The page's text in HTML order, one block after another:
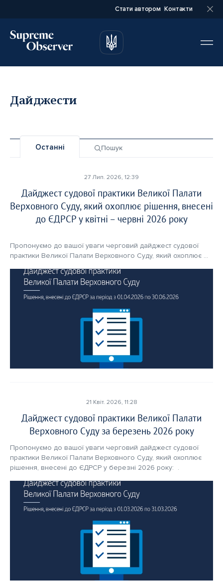
Стати автором Контакти
Email*
Ваша посада*
Перетягніть документ або Оберіть тут
Лише в форматі docx.
Надіслати статтю
Надсилаючи ваш матеріал, ви автоматично погоджуєтесь з
Політикою конфіденційнсті.
Дайджести
Останні Пошук
27 Лип. 2026, 12:39
Дайджест судової практики Великої Палати
Верховного Суду, який охоплює рішення, внесені
до ЄДРСР у квітні – червні 2026 року
Пропонуємо до вашої уваги черговий дайджест судової
практики Великої Палати Верховного Суду, який охоплює
У дайджесті відображено важливі правові висновки, які
матимуть значення для формування єдності судової
21 Квіт. 2026, 11:28
Дайджест судової практики Великої Палати
Верховного Суду за березень 2026 року
Пропонуємо до вашої уваги черговий дайджест судової
практики Великої Палати Верховного Суду, який охоплює
рішення, внесені до ЄДРСР у березні 2026 року:  .
Email*
Ваша посада*
Перетягніть документ або Оберіть тут
Лише в форматі docx.
Надіслати статтю
Надсилаючи ваш матеріал, ви автоматично погоджуєтесь з
Політикою конфіденційнсті.